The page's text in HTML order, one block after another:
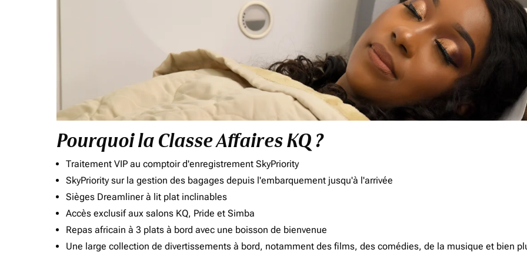
Pourquoi la Classe Affaires KQ ?
Traitement VIP au comptoir d'enregistrement SkyPriority
SkyPriority sur la gestion des bagages depuis l'embarquement jusqu'à l'arrivée
Sièges Dreamliner à lit plat inclinables
Accès exclusif aux salons KQ, Pride et Simba
Repas africain à 3 plats à bord avec une boisson de bienvenue
Une large collection de divertissements à bord, notamment des films, des comédies, de la musique et bien